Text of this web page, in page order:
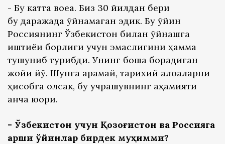
- Бу катта воқеа. Биз 30 йилдан бери
бу даражада ўйнамаган эдик. Бу ўйин
Россиянинг Ўзбекистон билан ўйнашга
иштиёқи борлиги учун эмаслигини ҳамма
тушуниб турибди. Унинг бошқа борадиган
жойи йўқ. Шунга қарамай, тарихий алоқаларни
ҳисобга олсак, бу учрашувнинг аҳамияти
анча юқори.
- Ўзбекистон учун Қозоғистон ва Россияга
қарши ўйинлар бирдек муҳимми?